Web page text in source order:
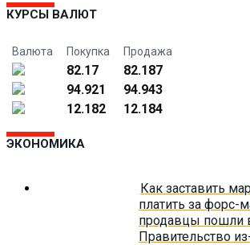
КУРСЫ ВАЛЮТ
Валюта Покупка Продажа
82.17
82.187
94.921
94.943
12.182
12.184
ЭКОНОМИКА
Как заставить
платить за форс-
продавцы пошли
Правительство